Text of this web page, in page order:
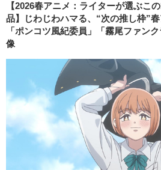
ゲーム
イベント
海外イベント
俳優・タレント
ビジネス
アニメ
書評
ゲーム
動画
アニメ
アニメ！アニメ！TV
連載・コラム
【2026春アニメ：ライターが選ぶこ
品】じわじわハマる、“次の推し枠”春
「ポンコツ風紀委員」「霧尾ファン
像